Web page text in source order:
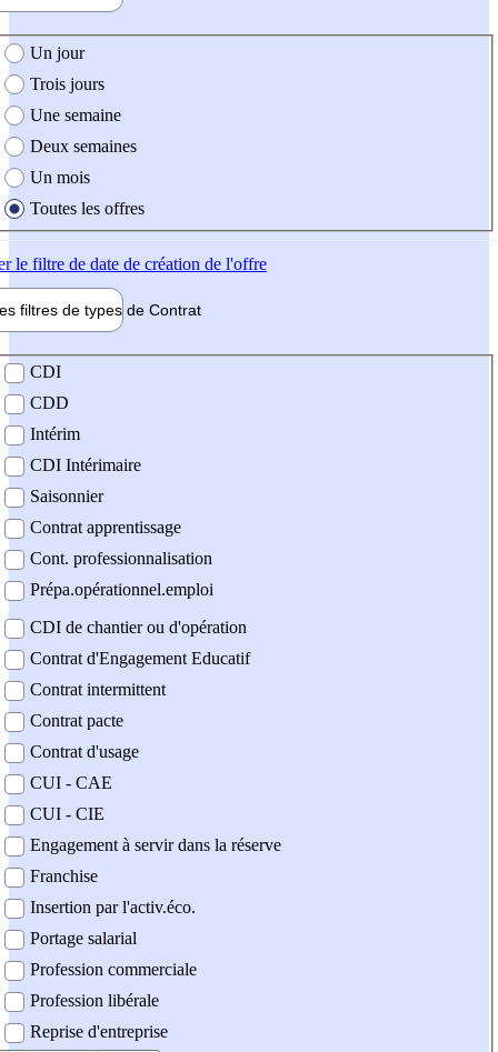
création de l'offre
Un jour
Trois jours
Une semaine
Deux semaines
Un mois
Toutes les offres
le filtre de date de création de l'offre
filtres de types de Contrat
contrat
CDI
CDD
Intérim
CDI Intérimaire
Saisonnier
Contrat apprentissage
Cont. professionnalisation
Prépa.opérationnel.emploi
CDI de chantier ou d'opération
Contrat d'Engagement Educatif
Contrat intermittent
Contrat pacte
Contrat d'usage
CUI - CAE
CUI - CIE
Engagement à servir dans la réserve
Franchise
Insertion par l'activ.éco.
Portage salarial
Profession commerciale
Profession libérale
Reprise d'entreprise